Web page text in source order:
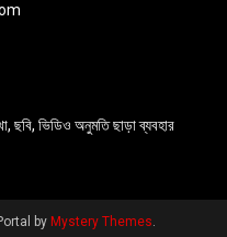
ছবি, ভিডিও অনুমতি ছাড়া ব্যবহার
by Mystery Themes.